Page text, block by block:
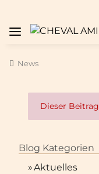
News
x
Dieser
Blog Kategorien
»Aktuelles